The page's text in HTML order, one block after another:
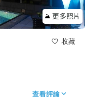
更多照片
收藏
查看評論